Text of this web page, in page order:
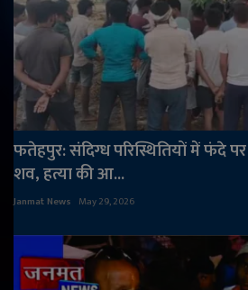
फतेहपुर: संदिग्ध परिस्थितियों में फंदे
शव, हत्या की आ...
Janmat News May 29, 2026